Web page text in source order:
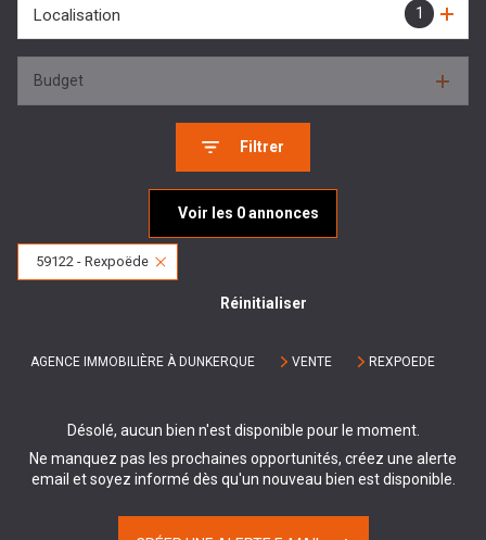
1
Localisation
Budget
Filtrer
Voir les 0annonces
59122 - Rexpoëde
Réinitialiser
AGENCE IMMOBILIÈRE À DUNKERQUE VENTE REXPOEDE
Désolé, aucun bien n'est disponible pour le moment.
Ne manquez pas les prochaines opportunités, créez une alerte
email et soyez informé dès qu'un nouveau bien est disponible.